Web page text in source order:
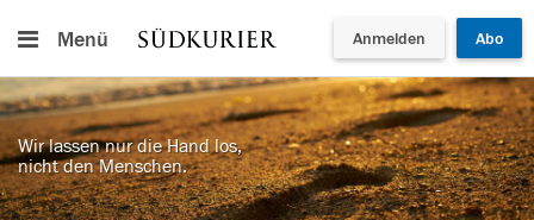
Menü Anmelden Abo
Wir lassen nur die Hand los,
nicht den Menschen.